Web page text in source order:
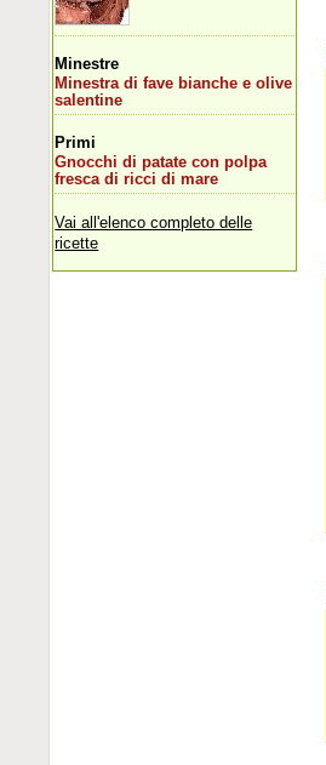
Minestre
Minestra di fave bianche e olive
salentine
Primi
Gnocchi di patate con polpa
fresca di ricci di mare
Vai all'elenco completo delle
ricette